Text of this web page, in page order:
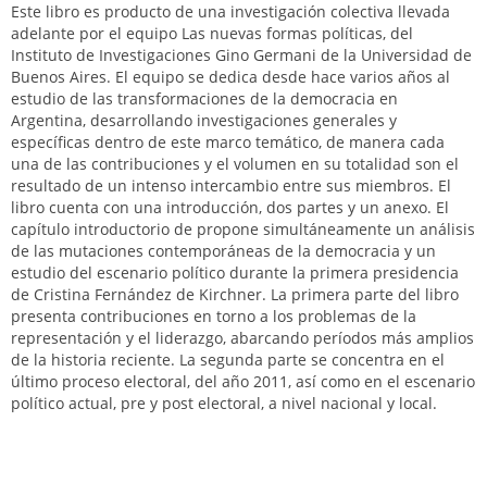
Este libro es producto de una investigación colectiva llevada
adelante por el equipo Las nuevas formas políticas, del
Instituto de Investigaciones Gino Germani de la Universidad de
Buenos Aires. El equipo se dedica desde hace varios años al
estudio de las transformaciones de la democracia en
Argentina, desarrollando investigaciones generales y
específicas dentro de este marco temático, de manera cada
una de las contribuciones y el volumen en su totalidad son el
resultado de un intenso intercambio entre sus miembros. El
libro cuenta con una introducción, dos partes y un anexo. El
capítulo introductorio de propone simultáneamente un análisis
de las mutaciones contemporáneas de la democracia y un
estudio del escenario político durante la primera presidencia
de Cristina Fernández de Kirchner. La primera parte del libro
presenta contribuciones en torno a los problemas de la
representación y el liderazgo, abarcando períodos más amplios
de la historia reciente. La segunda parte se concentra en el
último proceso electoral, del año 2011, así como en el escenario
político actual, pre y post electoral, a nivel nacional y local.